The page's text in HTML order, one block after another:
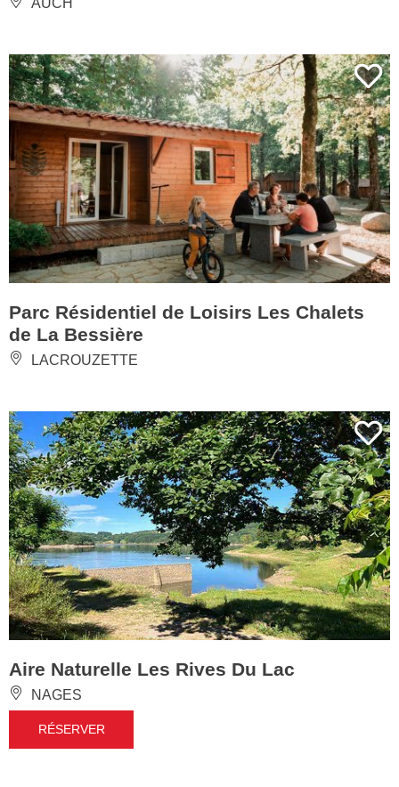
AUCH
Parc Résidentiel de Loisirs Les Chalets
de La Bessière
LACROUZETTE
Aire Naturelle Les Rives Du Lac
NAGES
RÉSERVER